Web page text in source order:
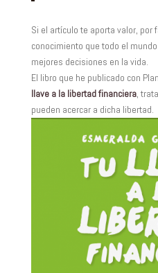
Si el artículo te aporta valor, por
conocimiento que todo el
mejores decisiones en la vida.
El libro que he publicado con
llave a la libertad financiera,
pueden acercar a dicha libertad.